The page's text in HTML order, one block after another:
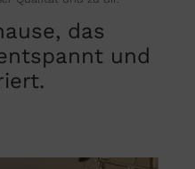
das
und